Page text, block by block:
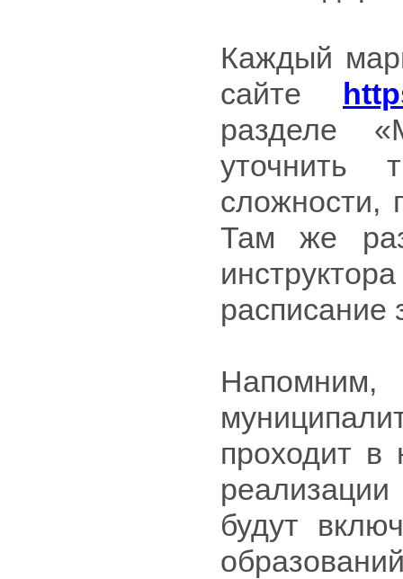
Каждый
сайте
разделе
уточнить
сложности,
Там же
расписание
проходит в
будут